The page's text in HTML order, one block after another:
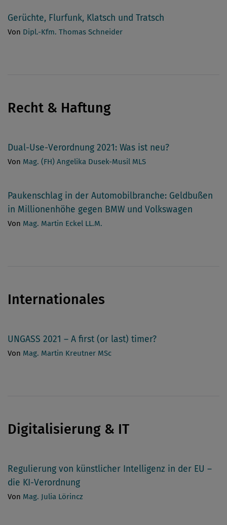
Gerüchte, Flurfunk, Klatsch und Tratsch
Von Dipl.-Kfm. Thomas Schneider
Recht & Haftung
Dual-Use-Verordnung 2021: Was ist neu?
Von Mag. (FH) Angelika Dusek-Musil MLS
Paukenschlag in der Automobilbranche: Geldbußen
in Millionenhöhe gegen BMW und Volkswagen
Von Mag. Martin Eckel LL.M.
Internationales
UNGASS 2021 – A first (or last) timer?
Von Mag. Martin Kreutner MSc
Digitalisierung & IT
Regulierung von künstlicher Intelligenz in der EU –
die KI-Verordnung
Von Mag. Julia Lörincz